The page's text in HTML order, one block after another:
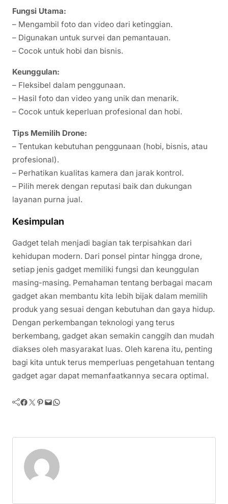
Fungsi Utama:
– Mengambil foto dan video dari ketinggian.
– Digunakan untuk survei dan pemantauan.
– Cocok untuk hobi dan bisnis.
Keunggulan:
– Fleksibel dalam penggunaan.
– Hasil foto dan video yang unik dan menarik.
– Cocok untuk keperluan profesional dan hobi.
Tips Memilih Drone:
– Tentukan kebutuhan penggunaan (hobi, bisnis, atau
profesional).
– Perhatikan kualitas kamera dan jarak kontrol.
– Pilih merek dengan reputasi baik dan dukungan
layanan purna jual.
Kesimpulan
Gadget telah menjadi bagian tak terpisahkan dari
kehidupan modern. Dari ponsel pintar hingga drone,
setiap jenis gadget memiliki fungsi dan keunggulan
masing-masing. Pemahaman tentang berbagai macam
gadget akan membantu kita lebih bijak dalam memilih
produk yang sesuai dengan kebutuhan dan gaya hidup.
Dengan perkembangan teknologi yang terus
berkembang, gadget akan semakin canggih dan mudah
diakses oleh masyarakat luas. Oleh karena itu, penting
bagi kita untuk terus memperluas pengetahuan tentang
gadget agar dapat memanfaatkannya secara optimal.
Facebook Twitter Pinterest Mail WhatsApp